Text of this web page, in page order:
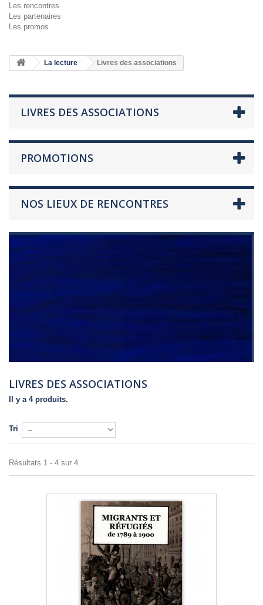
Les rencontres
Les partenaires
Les promos
La lecture Livres des associations
LIVRES DES ASSOCIATIONS
PROMOTIONS
NOS LIEUX DE RENCONTRES
LIVRES DES ASSOCIATIONS
Il y a 4 produits.
Tri
Résultats 1 - 4 sur 4.